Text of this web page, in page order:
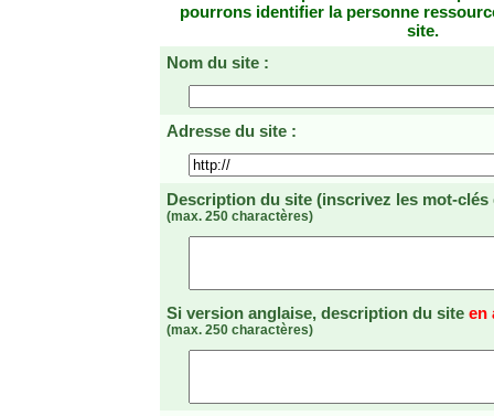
pourrons identifier la personne
site.
Nom du site :
Adresse du site :
Description du site (inscrivez les mot-
(max. 250 charactères)
Si version anglaise, description du site en
(max. 250 charactères)